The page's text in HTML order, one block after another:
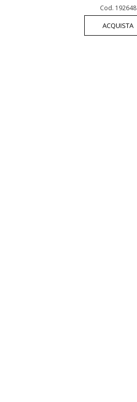
Cod. 192648
ACQUISTA